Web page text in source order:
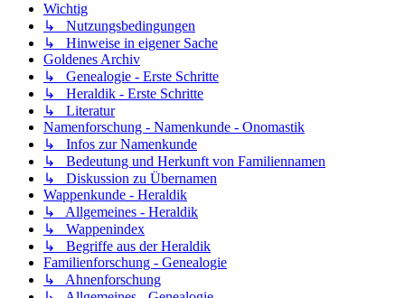
Wichtig
↳ Nutzungsbedingungen
↳ Hinweise in eigener Sache
Goldenes Archiv
↳ Genealogie - Erste Schritte
↳ Heraldik - Erste Schritte
↳ Literatur
Namenforschung - Namenkunde - Onomastik
↳ Infos zur Namenkunde
↳ Bedeutung und Herkunft von Familiennamen
↳ Diskussion zu Übernamen
Wappenkunde - Heraldik
↳ Allgemeines - Heraldik
↳ Wappenindex
↳ Begriffe aus der Heraldik
Familienforschung - Genealogie
↳ Ahnenforschung